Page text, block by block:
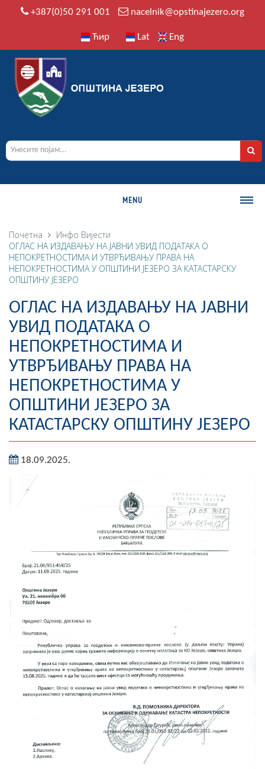
+387(0)50 291 001 nacelnik@opstinajezero.org
Ћир Lat Eng
MENU
О ОПШТИНИ
Историја
Географија
Насељена мјеста
Занимљивости
Фотогалерија
НАЧЕЛНИК
О Начелнику
Замјеник начелника
Извјештај о раду начелника
СКУПШТИНА
Скупштинско вијеће општине језеро
Састав Скупштине
Службени Гласници
ОПШТИНСКА УПРАВА
ИНФО
Вијести
Активности
Обавјештења
Почетна Инфо Вијести
ОГЛАС НА ИЗДАВАЊУ НА ЈАВНИ УВИД ПОДАТАКА О
НЕПОКРЕТНОСТИМА И УТВРЂИВАЊУ ПРАВА НА
НЕПОКРЕТНОСТИМА У ОПШТИНИ ЈЕЗЕРО ЗА КАТАСТАРСКУ
ОПШТИНУ ЈЕЗЕРО
ОГЛАС НА ИЗДАВАЊУ НА ЈАВНИ
УВИД ПОДАТАКА О
НЕПОКРЕТНОСТИМА И
УТВРЂИВАЊУ ПРАВА НА
НЕПОКРЕТНОСТИМА У
ОПШТИНИ ЈЕЗЕРО ЗА
КАТАСТАРСКУ ОПШТИНУ ЈЕЗЕРО
18.09.2025.